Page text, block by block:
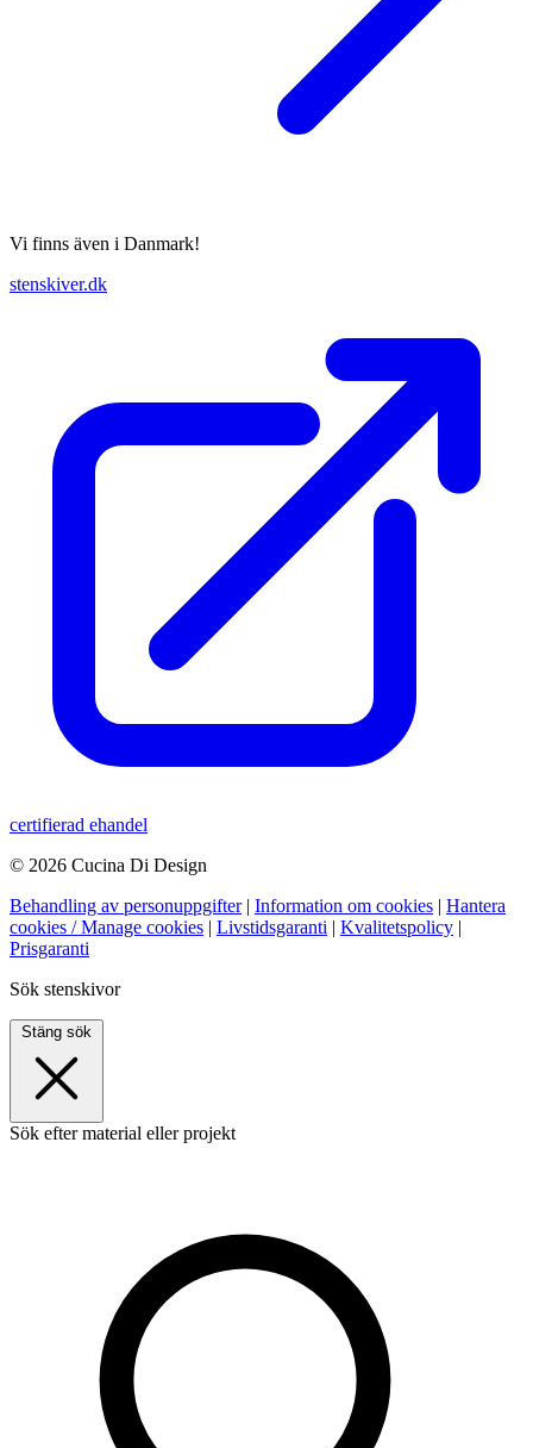
Vi finns även i Danmark!
stenskiver.dk
certifierad ehandel
© 2026 Cucina Di Design
Behandling av personuppgifter | Information om cookies | Hantera
cookies / Manage cookies | Livstidsgaranti | Kvalitetspolicy |
Prisgaranti
Sök stenskivor
Stäng sök
Sök efter material eller projekt